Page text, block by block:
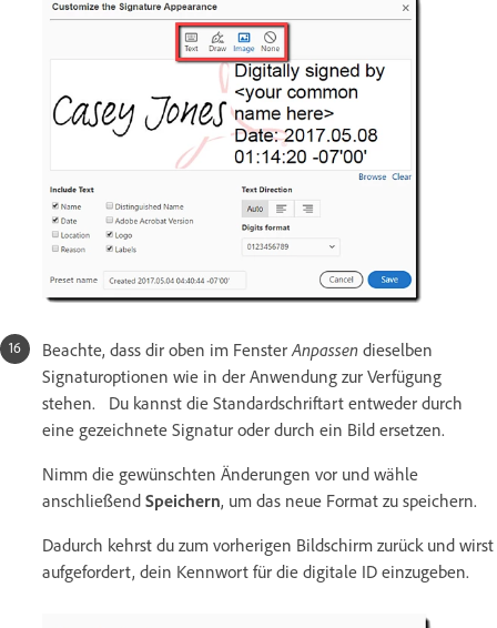
Beachte, dass dir oben im Fenster Anpassen dieselben
Signaturoptionen wie in der Anwendung zur Verfügung
stehen. Du kannst die Standardschriftart entweder durch
eine gezeichnete Signatur oder durch ein Bild ersetzen.
Nimm die gewünschten Änderungen vor und wähle
anschließend Speichern, um das neue Format zu speichern.
Dadurch kehrst du zum vorherigen Bildschirm zurück und wirst
aufgefordert, dein Kennwort für die digitale ID einzugeben.